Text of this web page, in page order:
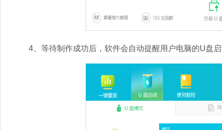
4、等待制作成功后，软件会自动提醒用户电脑的U盘启